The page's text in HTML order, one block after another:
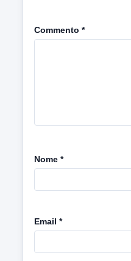
Commento *
Nome *
Email *